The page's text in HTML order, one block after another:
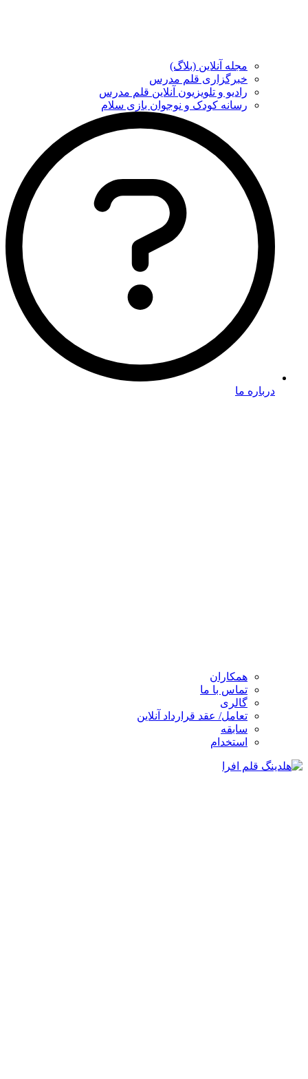
مجله آنلاین (بلاگ)
خبرگزاری قلم مدرس
رادیو و تلویزیون آنلاین قلم مدرس
رسانه کودک و نوجوان بازی سلام
درباره ما
همکاران
تماس با ما
گالری
تعامل/ عقد قرارداد آنلاین
سابقه
استخدام